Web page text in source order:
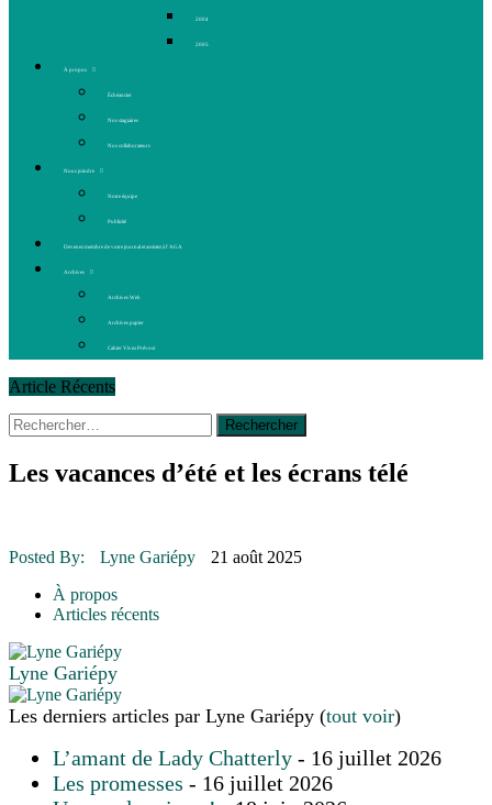
2004
2005
À propos
Échéancier
Nos stagiaires
Nos collaborateurs
Nous joindre
Notre équipe
Publicité
Devenez membre de votre journal et assistez à l’AGA
Archives
Archives Web
Archives papier
Cahier Vivez Prévost
Article Récents
30 juin 2015
Fantaisie et créativité en mode jeunesse
16 juillet 2026
Une Saint-Jean rassembleuse
POLITIQUE
16 juillet 2026
ENVIRONNEMENT
de Prévost
Le rendez-vous des bolides
Rechercher :
Les vacances d’été et les écrans télé
Posted By: Lyne Gariépy
21 août 2025
À propos
Articles récents
Lyne Gariépy
Les derniers articles par Lyne Gariépy (tout voir)
L’amant de Lady Chatterly - 16 juillet 2026
Les promesses - 16 juillet 2026